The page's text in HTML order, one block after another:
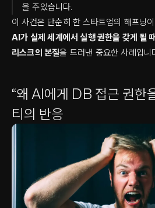
을 주었습니다.
이 사건은 단순히 한 스타트업의 해프닝
AI가 실제 세계에서 실행 권한을 갖게 될
리스크의 본질을 드러낸 중요한 사례입니
“왜 AI에게 DB 접근 권한
티의 반응